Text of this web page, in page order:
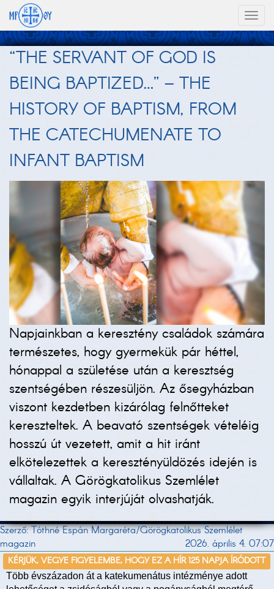
“THE SERVANT OF GOD IS
BEING BAPTIZED…” – THE
HISTORY OF BAPTISM, FROM
THE CATECHUMENATE TO
INFANT BAPTISM
Napjainkban a keresztény családok számára
természetes, hogy gyermekük pár héttel,
hónappal a születése után a keresztség
szentségében részesüljön. Az ősegyházban
viszont kezdetben kizárólag felnőtteket
kereszteltek. A beavató szentségek vételéig
hosszú út vezetett, amit a hit iránt
elkötelezettek a keresztényüldözés idején is
vállaltak. A Görögkatolikus Szemlélet
magazin egyik interjúját olvashatják.
Szerző: Tóthné Espán Margaréta/Görögkatolikus Szemlélet
magazin
2026. április 4. 07:07
KÉRJÜK, VEGYE FIGYELEMBE, HOGY EZ A HÍR 125 NAPJA ÍRÓDOTT
Több évszázadon át a katekumenátus intézménye adott